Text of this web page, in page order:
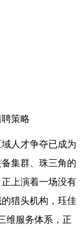
策略
人才争夺已成为
集群、珠三角的
上演着一场没有
猎头机构，珏佳
维服务体系，正